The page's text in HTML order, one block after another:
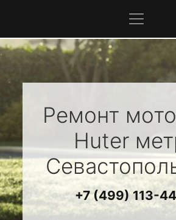
Ремонт
Huter
+7 (499) 113-